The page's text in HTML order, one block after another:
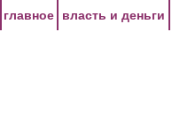
главное власть и деньги